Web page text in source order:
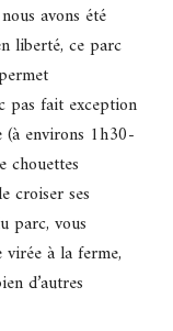
avons été
liberté, ce parc
pas fait exception
(à environs 1h30-
chouettes
croiser ses
parc, vous
à la ferme,
d’autres